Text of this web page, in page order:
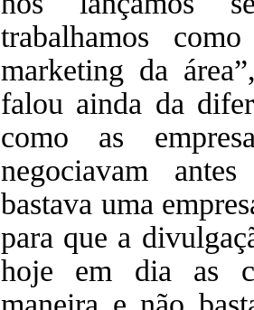
trabalhamos
marketing da
falou ainda da
como as
negociavam
bastava uma
para que a
hoje em dia as